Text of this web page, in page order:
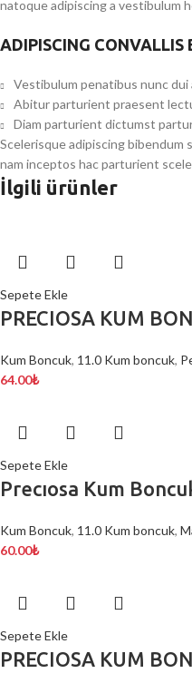
natoque adipiscing a vestibulum
ADIPISCING CONVALLIS
Vestibulum penatibus nunc
Abitur parturient praesent
Diam parturient dictumst
Scelerisque adipiscing
nam inceptos hac parturient
İlgili ürünler
Sepete Ekle
PRECIOSA KUM
Kum Boncuk, 11.0 Kum boncuk,
64.00₺
Sepete Ekle
Precıosa Kum
Kum Boncuk, 11.0 Kum boncuk,
60.00₺
Sepete Ekle
PRECIOSA KUM